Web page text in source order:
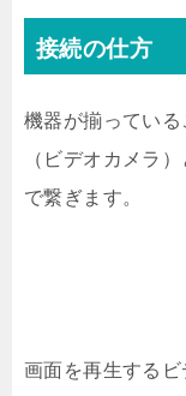
接続の仕方
機器が揃ってい
（ビデオカメラ
で繋ぎます。
画面を再生するビ